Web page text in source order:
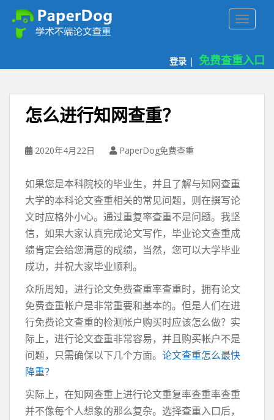
登录 | 免费查重入口
怎么进行知网查重？
2020年4月22日 PaperDog免费查重
如果您是本科院校的毕业生，并且了解与知网查重
大学的本科论文查重相关的常见问题，则在撰写论
文时应格外小心。通过重复率查重不是问题。我坚
信，如果大家认真完成论文写作，毕业论文查重成
绩肯定会给您满意的成绩，当然，您可以大学毕业
成功，并祝大家毕业顺利。
众所周知，进行论文免费查重率查重时，拥有论文
免费查重帐户是非常重要和基本的。但是人们在进
行免费论文查重的检测帐户购买时应该怎么做？实
际上，进行论文查重非常容易，并且购买帐户不是
问题，只需确保以下几个方面。 论文查重怎么最快
降重？
实际上，在知网查重上进行论文重复率查重率查重
并不像每个人想象的那么复杂。选择查重入口后，